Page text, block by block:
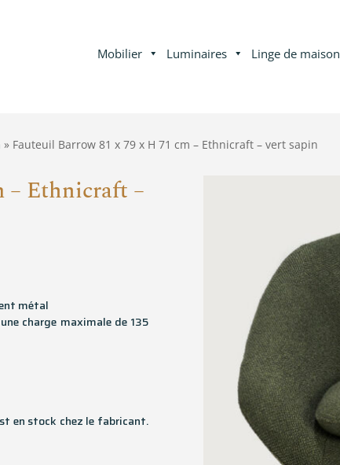
Mobilier Luminaires Linge de maison
» Fauteuil Barrow 81 x 79 x H 71 cm – Ethnicraft – vert sapin
– Ethnicraft –
métal
charge maximale de 135
en stock chez le fabricant.